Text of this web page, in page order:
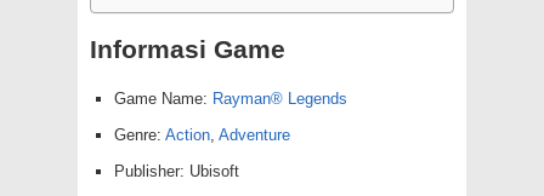
Informasi Game
Game Name: Rayman® Legends
Genre: Action Adventure
Publisher: Ubisoft